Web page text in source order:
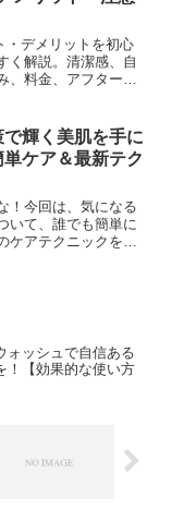
・デメリットを初心
く解説。清潔感、自
、料金、アフターケ
輝く美肌を手に
ケア＆最新テク
！今回は、気になる
いて、誰でも簡単に
ケアテクニックを徹
ォッシュで自信ある
！【効果的な使い方